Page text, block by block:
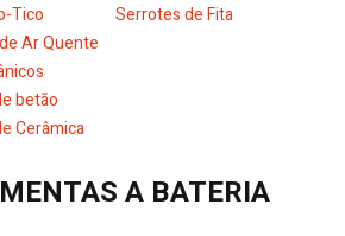
Tico
Serrotes de Fita
Ar Quente
betão
Cerâmica
A BATERIA